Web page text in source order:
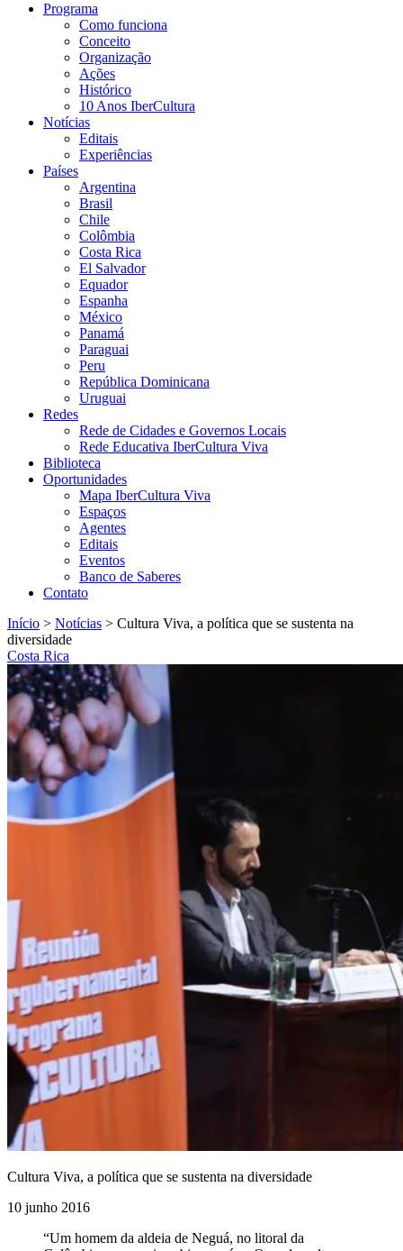
Programa
Como funciona
Conceito
Organização
Ações
Histórico
10 Anos IberCultura
Notícias
Editais
Experiências
Países
Argentina
Brasil
Chile
Colômbia
Costa Rica
El Salvador
Equador
Espanha
México
Panamá
Paraguai
Peru
República Dominicana
Uruguai
Redes
Rede de Cidades e Governos Locais
Rede Educativa IberCultura Viva
Biblioteca
Oportunidades
Mapa IberCultura Viva
Espaços
Agentes
Editais
Eventos
Banco de Saberes
Contato
Início > Notícias > Cultura Viva, a política que se sustenta na
diversidade
Costa Rica
Cultura Viva, a política que se sustenta na diversidade
10 junho 2016
“Um homem da aldeia de Neguá, no litoral da